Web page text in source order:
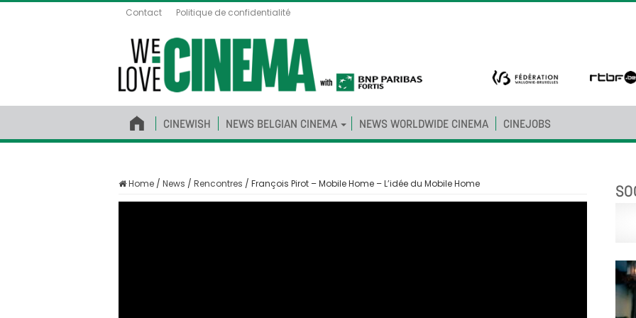
Contact Politique de confidentialité
CINEWISH NEWS BELGIAN CINEMA NEWS WORLDWIDE CINEMA CINEJOBS
Home / News / Rencontres / François Pirot – Mobile Home – L’idée du Mobile Home